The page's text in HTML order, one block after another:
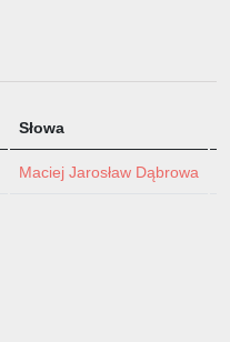
Słowa
Maciej Jarosław Dąbrowa